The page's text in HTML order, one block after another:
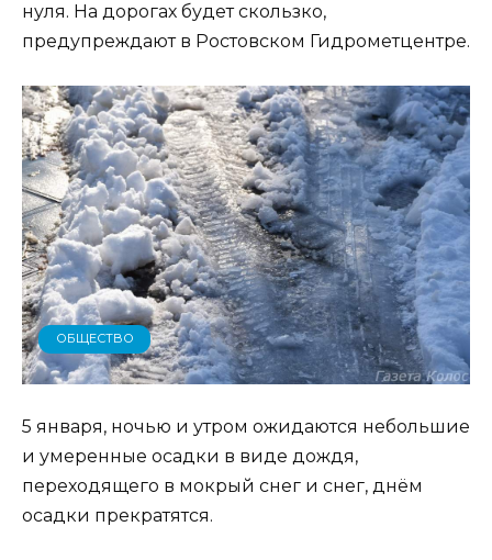
нуля. На дорогах будет скользко,
предупреждают в Ростовском Гидрометцентре.
ОБЩЕСТВО
5 января, ночью и утром ожидаются небольшие
и умеренные осадки в виде дождя,
переходящего в мокрый снег и снег, днём
осадки прекратятся.